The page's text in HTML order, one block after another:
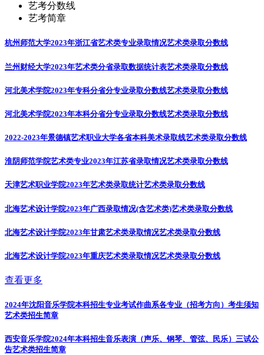
艺考分数线
艺考简章
杭州师范大学2023年浙江省艺术类专业录取情况艺术类录取分数线
兰州财经大学2023年艺术类分省录取数据统计表艺术类录取分数线
河北美术学院2023年专科分省分专业录取分数线艺术类录取分数线
河北美术学院2023年本科分省分专业录取分数线艺术类录取分数线
2022-2023年景德镇艺术职业大学各省本科美术录取线艺术类录取分数线
淮阴师范学院艺术类专业2023年江苏省录取情况艺术类录取分数线
天津艺术职业学院2023年艺术类录取统计艺术类录取分数线
北海艺术设计学院2023年广西录取情况(含艺术类)艺术类录取分数线
北海艺术设计学院2023年甘肃艺术类录取情况艺术类录取分数线
北海艺术设计学院2023年重庆艺术类录取情况艺术类录取分数线
查看更多
2024年沈阳音乐学院本科招生专业考试作曲系各专业（招考方向）考生须知
艺术类招生简章
西安音乐学院2024年本科招生音乐表演（声乐、钢琴、管弦、民乐）三试公
告艺术类招生简章